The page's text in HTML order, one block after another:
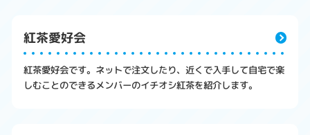
紅茶愛好会
紅茶愛好会です。ネットで注文したり、近くで入手して自宅で楽
しむことのできるメンバーのイチオシ紅茶を紹介します。